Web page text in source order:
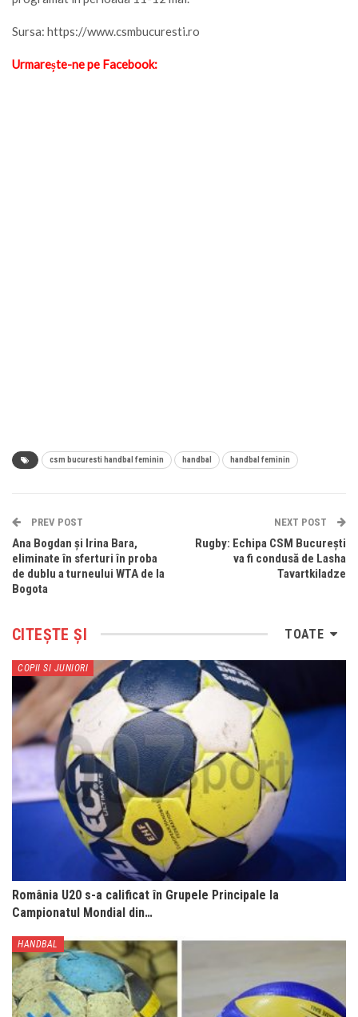
Sursa: https://www.csmbucuresti.ro
Urmarește-ne pe Facebook:
csm bucuresti handbal feminin handbal handbal feminin
PREV POST
Ana Bogdan și Irina Bara,
eliminate în sferturi în proba
de dublu a turneului WTA de la
Bogota
NEXT POST
Rugby: Echipa CSM București
va fi condusă de Lasha
Tavartkiladze
TOATE
CITEȘTE ȘI
COPII SI JUNIORI
România U20 s-a calificat în Grupele Principale la
Campionatul Mondial din…
HANDBAL